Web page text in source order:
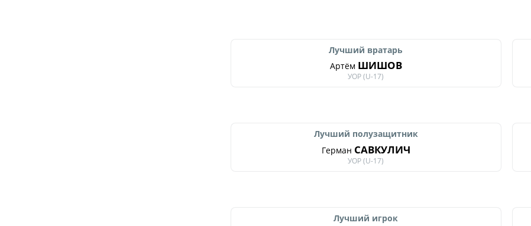
Лучший вратарь
Артём ШИШОВ
УОР (U-17)
Лучший полузащитник
Герман САВКУЛИЧ
УОР (U-17)
Лучший игрок